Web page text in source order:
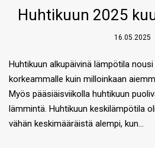
Huhtikuun 2025
16.05.2025
Huhtikuun alkupäivinä lämpötila
korkeammalle kuin milloinkaan
Myös pääsiäisviikolla huhtikuun
lämmintä. Huhtikuun keskilämpötila
vähän keskimääräistä alempi, kun…